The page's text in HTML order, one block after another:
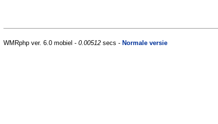
WMRphp ver. 6.0 mobiel - 0.00512 secs - Normale versie